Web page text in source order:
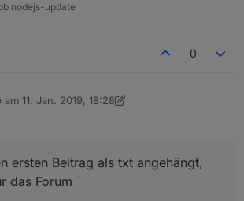
nodejs-update
0
am 11. Jan. 2019, 18:28
von Jey Cee
ersten Beitrag als txt angehängt,
das Forum `